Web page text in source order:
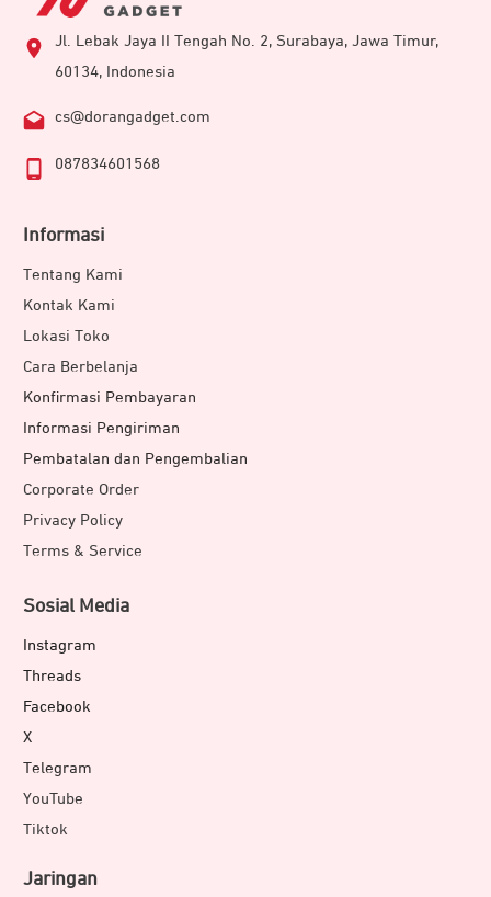
Jl. Lebak Jaya II Tengah No. 2, Surabaya, Jawa Timur,
60134, Indonesia
cs@dorangadget.com
087834601568
Informasi
Tentang Kami
Kontak Kami
Lokasi Toko
Cara Berbelanja
Konfirmasi Pembayaran
Informasi Pengiriman
Pembatalan dan Pengembalian
Corporate Order
Privacy Policy
Terms & Service
Sosial Media
Instagram
Threads
Facebook
X
Telegram
YouTube
Tiktok
Jaringan